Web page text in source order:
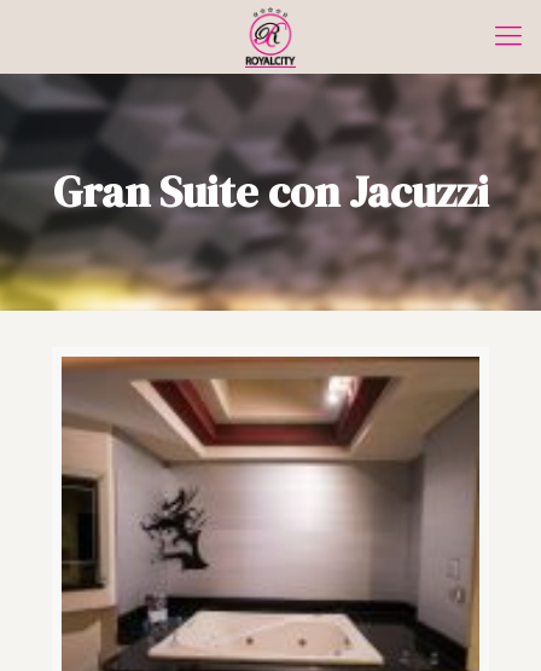
Gran Suite con Jacuzzi